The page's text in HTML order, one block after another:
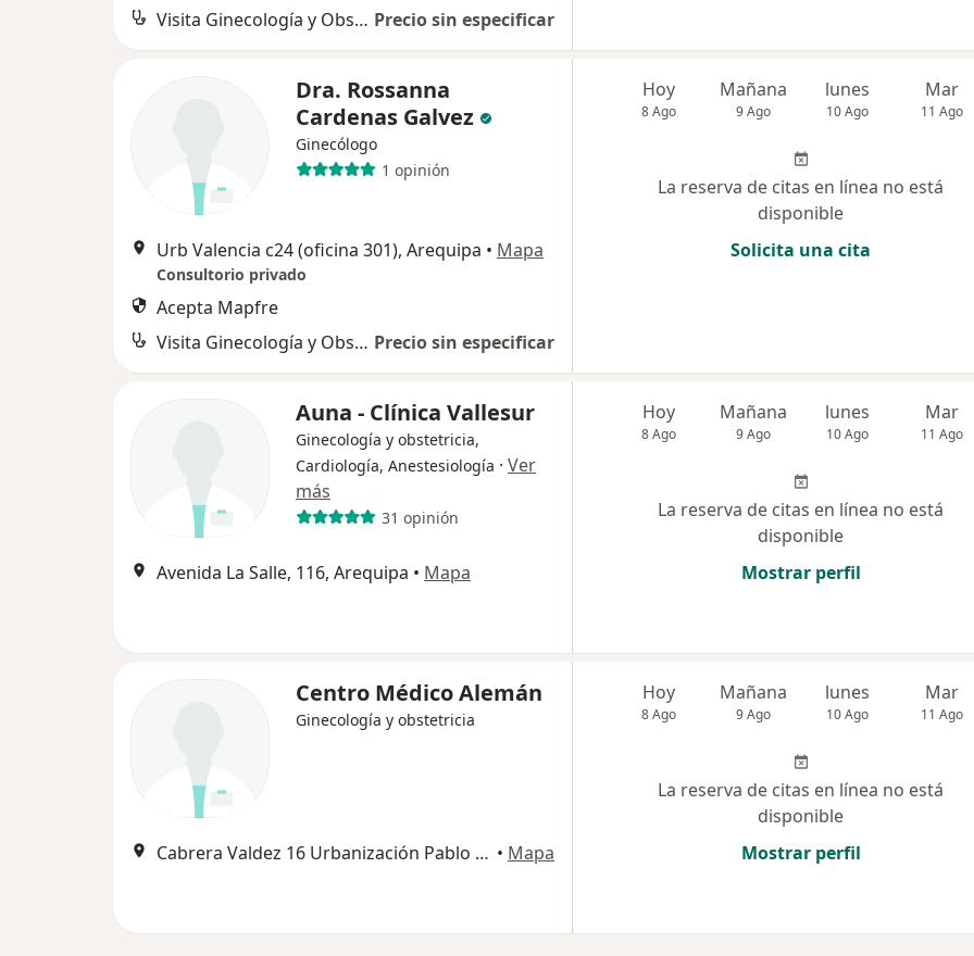
Visita Ginecología y Obstetricia Precio sin especificar
Dra. Rossanna
Cardenas Galvez
Ginecólogo
1 opinión
Urb Valencia c24 (oficina 301), Arequipa • Mapa
Consultorio privado
Acepta Mapfre
Visita Ginecología y Obstetricia Precio sin especificar
Hoy
8 Ago
Mañana
9 Ago
lunes
10 Ago
Mar
11 Ago
La reserva de citas en línea no está
disponible
Solicita una cita
Auna - Clínica Vallesur
Ginecología y obstetricia,
Cardiología, Anestesiología · Ver
más
31 opinión
Avenida La Salle, 116, Arequipa • Mapa
Hoy
8 Ago
Mañana
9 Ago
lunes
10 Ago
Mar
11 Ago
La reserva de citas en línea no está
disponible
Mostrar perfil
Centro Médico Alemán
Ginecología y obstetricia
Cabrera Valdez 16 Urbanización Pablo VI, Arequipa • Mapa
Hoy
8 Ago
Mañana
9 Ago
lunes
10 Ago
Mar
11 Ago
La reserva de citas en línea no está
disponible
Mostrar perfil